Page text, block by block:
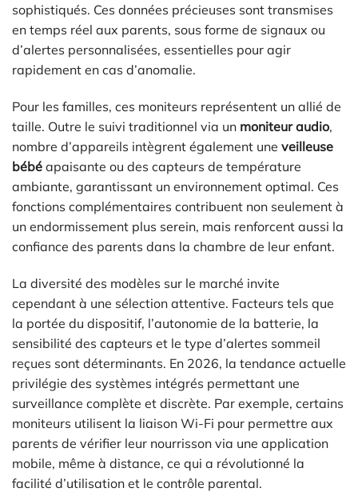
sophistiqués. Ces données précieuses sont transmises
en temps réel aux parents, sous forme de signaux ou
d’alertes personnalisées, essentielles pour agir
rapidement en cas d’anomalie.
Pour les familles, ces moniteurs représentent un allié de
taille. Outre le suivi traditionnel via un moniteur audio,
nombre d’appareils intègrent également une veilleuse
bébé apaisante ou des capteurs de température
ambiante, garantissant un environnement optimal. Ces
fonctions complémentaires contribuent non seulement à
un endormissement plus serein, mais renforcent aussi la
confiance des parents dans la chambre de leur enfant.
La diversité des modèles sur le marché invite
cependant à une sélection attentive. Facteurs tels que
la portée du dispositif, l’autonomie de la batterie, la
sensibilité des capteurs et le type d’alertes sommeil
reçues sont déterminants. En 2026, la tendance actuelle
privilégie des systèmes intégrés permettant une
surveillance complète et discrète. Par exemple, certains
moniteurs utilisent la liaison Wi-Fi pour permettre aux
parents de vérifier leur nourrisson via une application
mobile, même à distance, ce qui a révolutionné la
facilité d’utilisation et le contrôle parental.